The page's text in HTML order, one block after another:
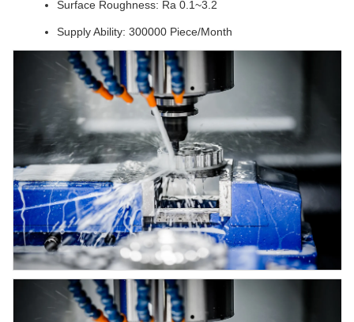
Surface Roughness: Ra 0.1~3.2
Supply Ability: 300000 Piece/Month